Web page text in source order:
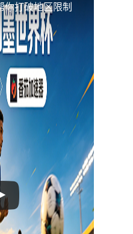
你打破地区限制